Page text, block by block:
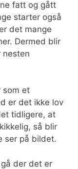
fatt og gått
starter også
det mange
Dermed blir
nesten
som et
er det ikke lov
tidligere, at
så blir
ser på bildet.
der det er